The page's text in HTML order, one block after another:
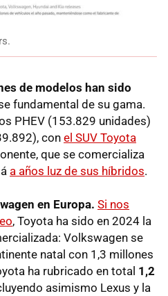
de modelos han sido
fundamental de su gama.
PHEV (153.829 unidades)
con el SUV Toyota
que se comercializa
a años luz de sus híbridos.
en Europa. Si nos
, Toyota ha sido en 2024 la
Volkswagen se
natal con 1,3 millones
ha rubricado en total 1,2
asimismo Lexus y la